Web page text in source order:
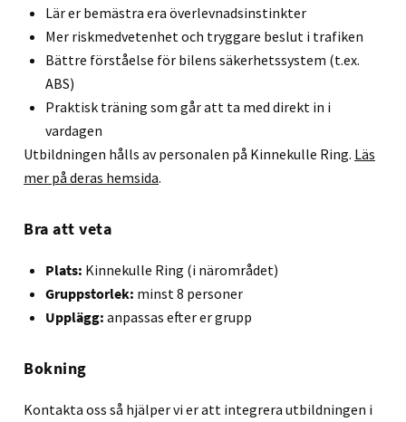
Lär er bemästra era överlevnadsinstinkter
Mer riskmedvetenhet och tryggare beslut i trafiken
Bättre förståelse för bilens säkerhetssystem (t.ex.
ABS)
Praktisk träning som går att ta med direkt in i
vardagen
Utbildningen hålls av personalen på Kinnekulle Ring. Läs
mer på deras hemsida.
Bra att veta
Plats: Kinnekulle Ring (i närområdet)
Gruppstorlek: minst 8 personer
Upplägg: anpassas efter er grupp
Bokning
Kontakta oss så hjälper vi er att integrera utbildningen i